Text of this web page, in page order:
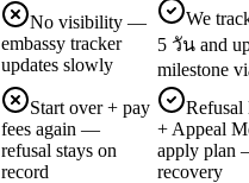
No visibility —
embassy tracker
updates slowly
We
5 วัน and
milestone
Start over + pay
fees again —
refusal stays on
record
Refusal
+ Appeal
apply plan
recovery